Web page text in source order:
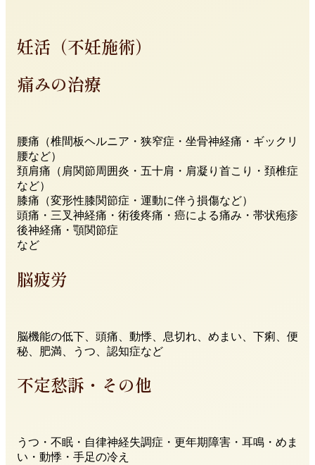
妊活（不妊施術）
痛みの治療
腰痛（椎間板ヘルニア・狭窄症・坐骨神経痛・ギックリ
腰など）
頚肩痛（肩関節周囲炎・五十肩・肩凝り首こり・頚椎症
など）
膝痛（変形性膝関節症・運動に伴う損傷など）
頭痛・三叉神経痛・術後疼痛・癌による痛み・帯状疱疹
後神経痛・顎関節症
など
脳疲労
脳機能の低下、頭痛、動悸、息切れ、めまい、下痢、便
秘、肥満、うつ、認知症など
不定愁訴・その他
うつ・不眠・自律神経失調症・更年期障害・耳鳴・めま
い・動悸・手足の冷え